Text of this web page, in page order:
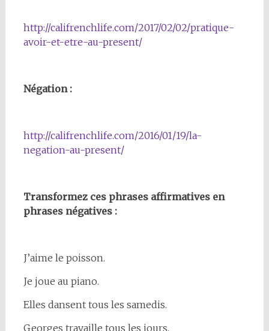
http://califrenchlife.com/2017/02/02/pratique-
avoir-et-etre-au-present/
Négation :
http://califrenchlife.com/2016/01/19/la-
negation-au-present/
Transformez ces phrases affirmatives en
phrases négatives :
J’aime le poisson.
Je joue au piano.
Elles dansent tous les samedis.
Georges travaille tous les jours.